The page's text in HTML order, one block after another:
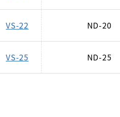
VS-22 ND-20
VS-25 ND-25